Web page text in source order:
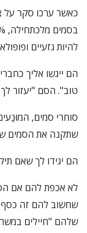
כאשר ערכו סקר על
להיות גזעיים
הם ייגשו אליך
טוב". הסם "יעזור
סוחרי סמים,
שתקנה את הסמים
הם יגידו לך שאם
לא אכפת להם אם
שחשוב להם זה כסף.
שלהם "חיילים